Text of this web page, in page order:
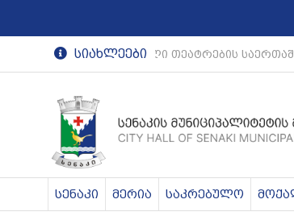
სიახლეები
რეგიონული თეატრების
სენაკი მერია საკრებულო